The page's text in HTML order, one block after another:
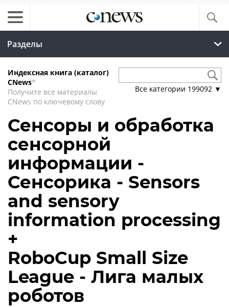
Разделы
Индексная книга (каталог)
CNews*
Получите все материалы
CNews по ключевому слову
Все категории 199092 ▼
Сенсоры и обработка
сенсорной
информации -
Сенсорика - Sensors
and sensory
information processing
+
RoboCup Small Size
League - Лига малых
роботов